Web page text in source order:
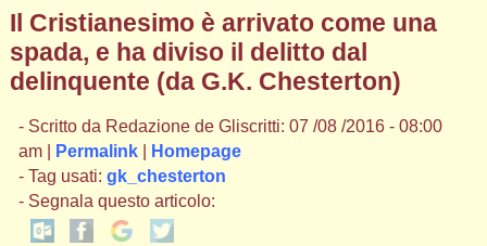
Il Cristianesimo è arrivato come una
spada, e ha diviso il delitto dal
delinquente (da G.K. Chesterton)
- Scritto da Redazione de Gliscritti: 07 /08 /2016 - 08:00
am |
Permalink|
Homepage
- Tag usati: gk_chesterton
- Segnala questo articolo: